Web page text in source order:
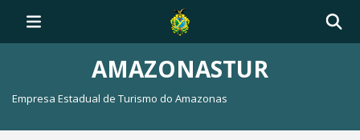
AMAZONASTUR
Empresa Estadual de Turismo do Amazonas